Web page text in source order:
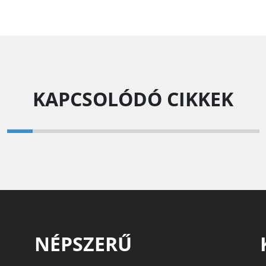
KAPCSOLÓDÓ CIKKEK
NÉPSZERŰ